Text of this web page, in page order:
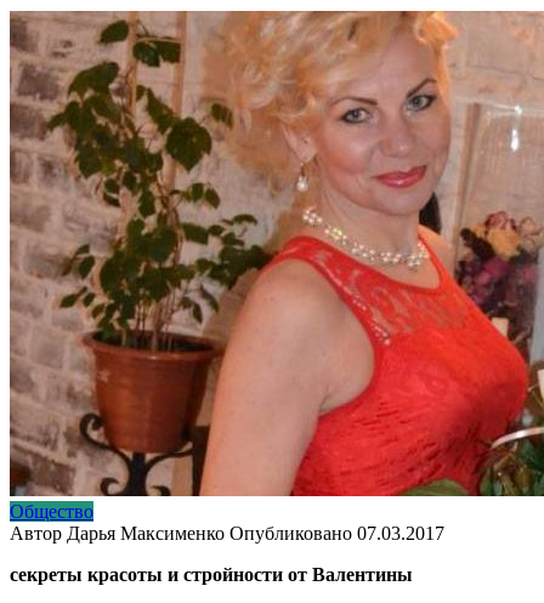
Общество
Автор Дарья Максименко Опубликовано 07.03.2017
секреты красоты и стройности от Валентины